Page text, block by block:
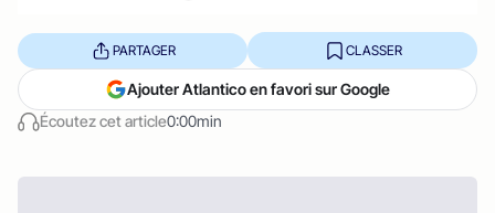
Écoutez cet article0:00min
PARTAGER CLASSER
Ajouter Atlantico en favori sur Google